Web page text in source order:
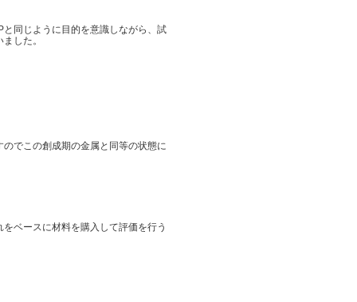
同じように目的を意識しながら、試
した。
でこの創成期の金属と同等の状態に
ベースに材料を購入して評価を行う